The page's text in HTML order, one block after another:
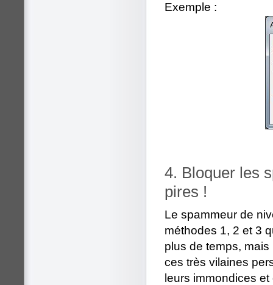
Exemple :
4. Bloquer les
pires !
Le spammeur de
méthodes 1, 2 et 3
plus de temps,
ces très vilaines
leurs immondices